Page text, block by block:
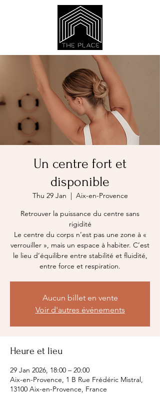
Un centre fort et
disponible
Thu 29 Jan
  |
Aix-en-Provence
Retrouver la puissance du centre sans
rigidité
Le centre du corps n’est pas une zone à «
verrouiller », mais un espace à habiter. C’est
le lieu d’équilibre entre stabilité et fluidité,
entre force et respiration.
Aucun billet en vente
Voir d'autres événements
Heure et lieu
29 Jan 2026, 18:00 – 20:00
Aix-en-Provence, 1 B Rue Frédéric Mistral,
13100 Aix-en-Provence, France